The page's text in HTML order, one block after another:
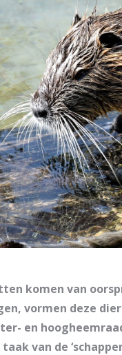
komen van
vormen deze
en
van de